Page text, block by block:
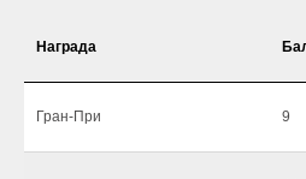
Награда
Гран-При 9